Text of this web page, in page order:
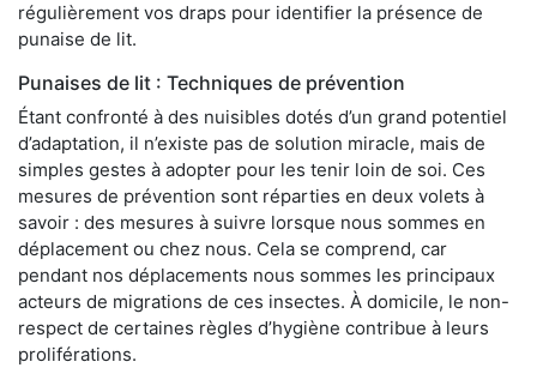
régulièrement vos draps pour identifier la présence de
punaise de lit.
Punaises de lit : Techniques de prévention
Étant confronté à des nuisibles dotés d’un grand potentiel
d’adaptation, il n’existe pas de solution miracle, mais de
simples gestes à adopter pour les tenir loin de soi. Ces
mesures de prévention sont réparties en deux volets à
savoir : des mesures à suivre lorsque nous sommes en
déplacement ou chez nous. Cela se comprend, car
pendant nos déplacements nous sommes les principaux
acteurs de migrations de ces insectes. À domicile, le non-
respect de certaines règles d’hygiène contribue à leurs
proliférations.